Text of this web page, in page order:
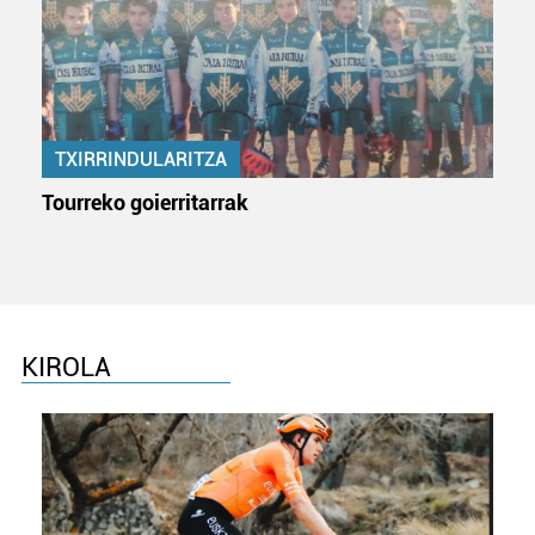
TXIRRINDULARITZA
Tourreko goierritarrak
KIROLA